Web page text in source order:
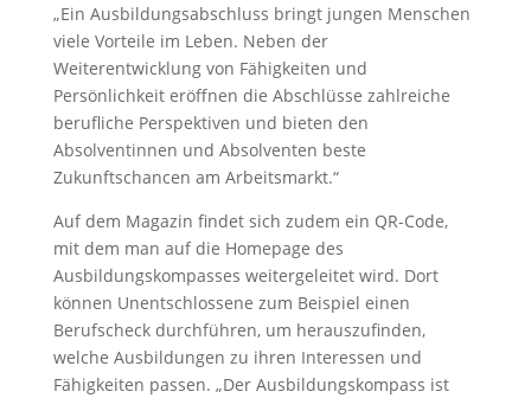
„Ein Ausbildungsabschluss bringt jungen Menschen
viele Vorteile im Leben. Neben der
Weiterentwicklung von Fähigkeiten und
Persönlichkeit eröffnen die Abschlüsse zahlreiche
berufliche Perspektiven und bieten den
Absolventinnen und Absolventen beste
Zukunftschancen am Arbeitsmarkt.“
Auf dem Magazin findet sich zudem ein QR-Code,
mit dem man auf die Homepage des
Ausbildungskompasses weitergeleitet wird. Dort
können Unentschlossene zum Beispiel einen
Berufscheck durchführen, um herauszufinden,
welche Ausbildungen zu ihren Interessen und
Fähigkeiten passen. „Der Ausbildungskompass ist